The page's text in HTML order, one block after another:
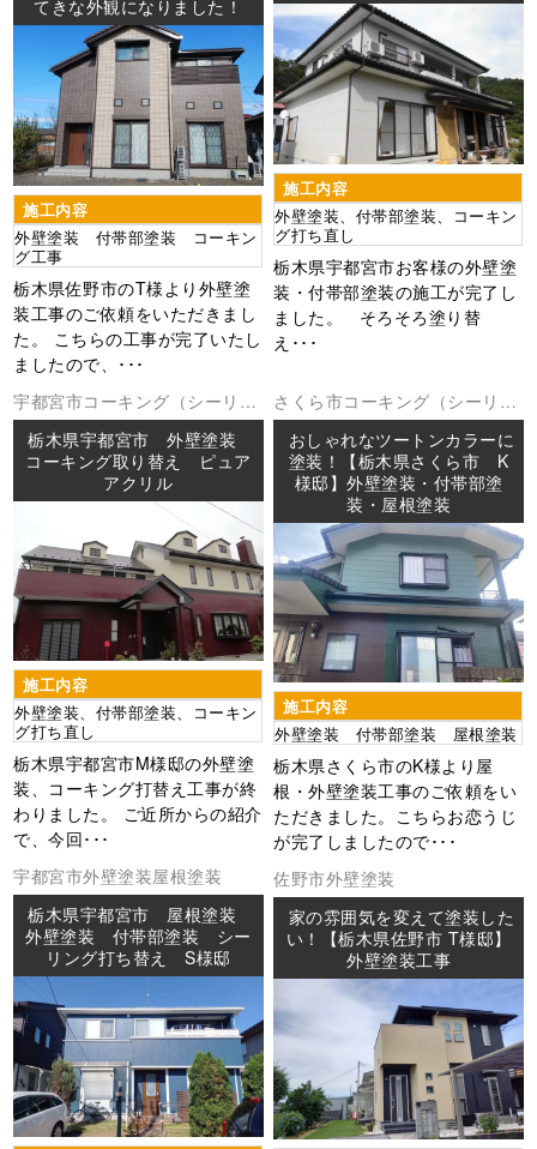
てきな外観になりました！
施工内容
外壁塗装 付帯部塗装 コーキン
グ工事
栃木県佐野市のT様より外壁塗
装工事のご依頼をいただきまし
た。 こちらの工事が完了いたし
ましたので、･･･
施工内容
外壁塗装、付帯部塗装、コーキン
グ打ち直し
栃木県宇都宮市お客様の外壁塗
装・付帯部塗装の施工が完了し
ました。 そろそろ塗り替
え･･･
宇都宮市コーキング（シーリン
グ外壁塗装防水工事
栃木県宇都宮市 外壁塗装
コーキング取り替え ピュア
アクリル
施工内容
外壁塗装、付帯部塗装、コーキン
グ打ち直し
栃木県宇都宮市M様邸の外壁塗
装、コーキング打替え工事が終
わりました。 ご近所からの紹介
で、今回･･･
さくら市コーキング（シーリン
グ外壁塗装屋根塗装防水工事
おしゃれなツートンカラーに
塗装！【栃木県さくら市 K
様邸】外壁塗装・付帯部塗
装・屋根塗装
施工内容
外壁塗装 付帯部塗装 屋根塗装
栃木県さくら市のK様より屋
根・外壁塗装工事のご依頼をい
ただきました。こちらお恋うじ
が完了しましたので･･･
宇都宮市外壁塗装屋根塗装
栃木県宇都宮市 屋根塗装
外壁塗装 付帯部塗装 シー
リング打ち替え S様邸
佐野市外壁塗装
家の雰囲気を変えて塗装した
い！【栃木県佐野市 T様邸】
外壁塗装工事